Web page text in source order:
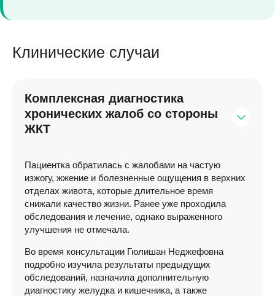
Клинические случаи
Комплексная диагностика
хронических жалоб со стороны
ЖКТ
Пациентка обратилась с жалобами на частую
изжогу, жжение и болезненные ощущения в верхних
отделах живота, которые длительное время
снижали качество жизни. Ранее уже проходила
обследования и лечение, однако выраженного
улучшения не отмечала.
Во время консультации Гюлишан Неджефовна
подробно изучила результаты предыдущих
обследований, назначила дополнительную
диагностику желудка и кишечника, а также